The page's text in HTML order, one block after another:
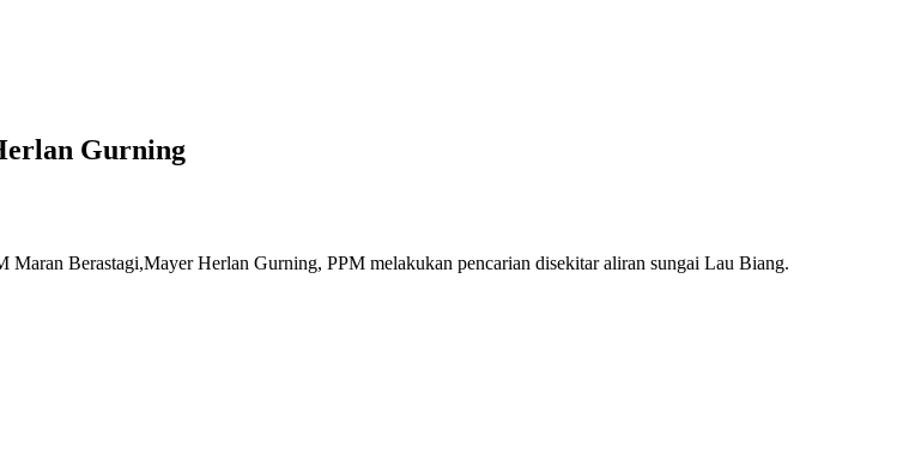
Gurning
Maran Berastagi,Mayer Herlan Gurning, PPM melakukan pencarian disekitar aliran sungai Lau Biang.